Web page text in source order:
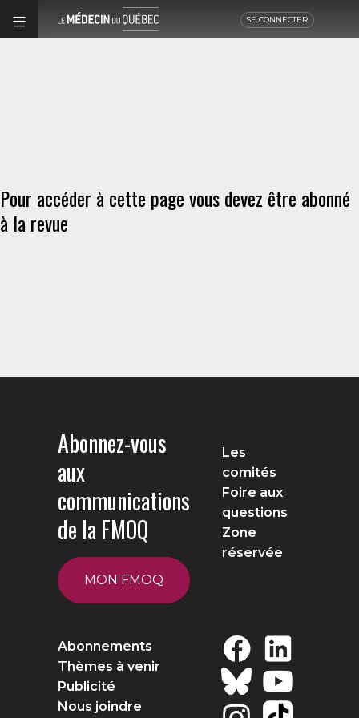
SE CONNECTER
Pour accéder à cette page vous devez être abonné
à la revue
Abonnez-vous
aux
communications
de la FMOQ
MON FMOQ
Les
comités
Foire aux
questions
Zone
réservée
Abonnements
Thèmes à venir
Publicité
Nous joindre